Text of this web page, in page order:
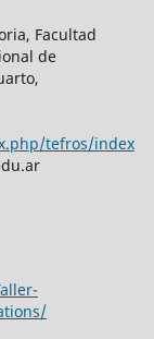
Facultad
de
tefros/index